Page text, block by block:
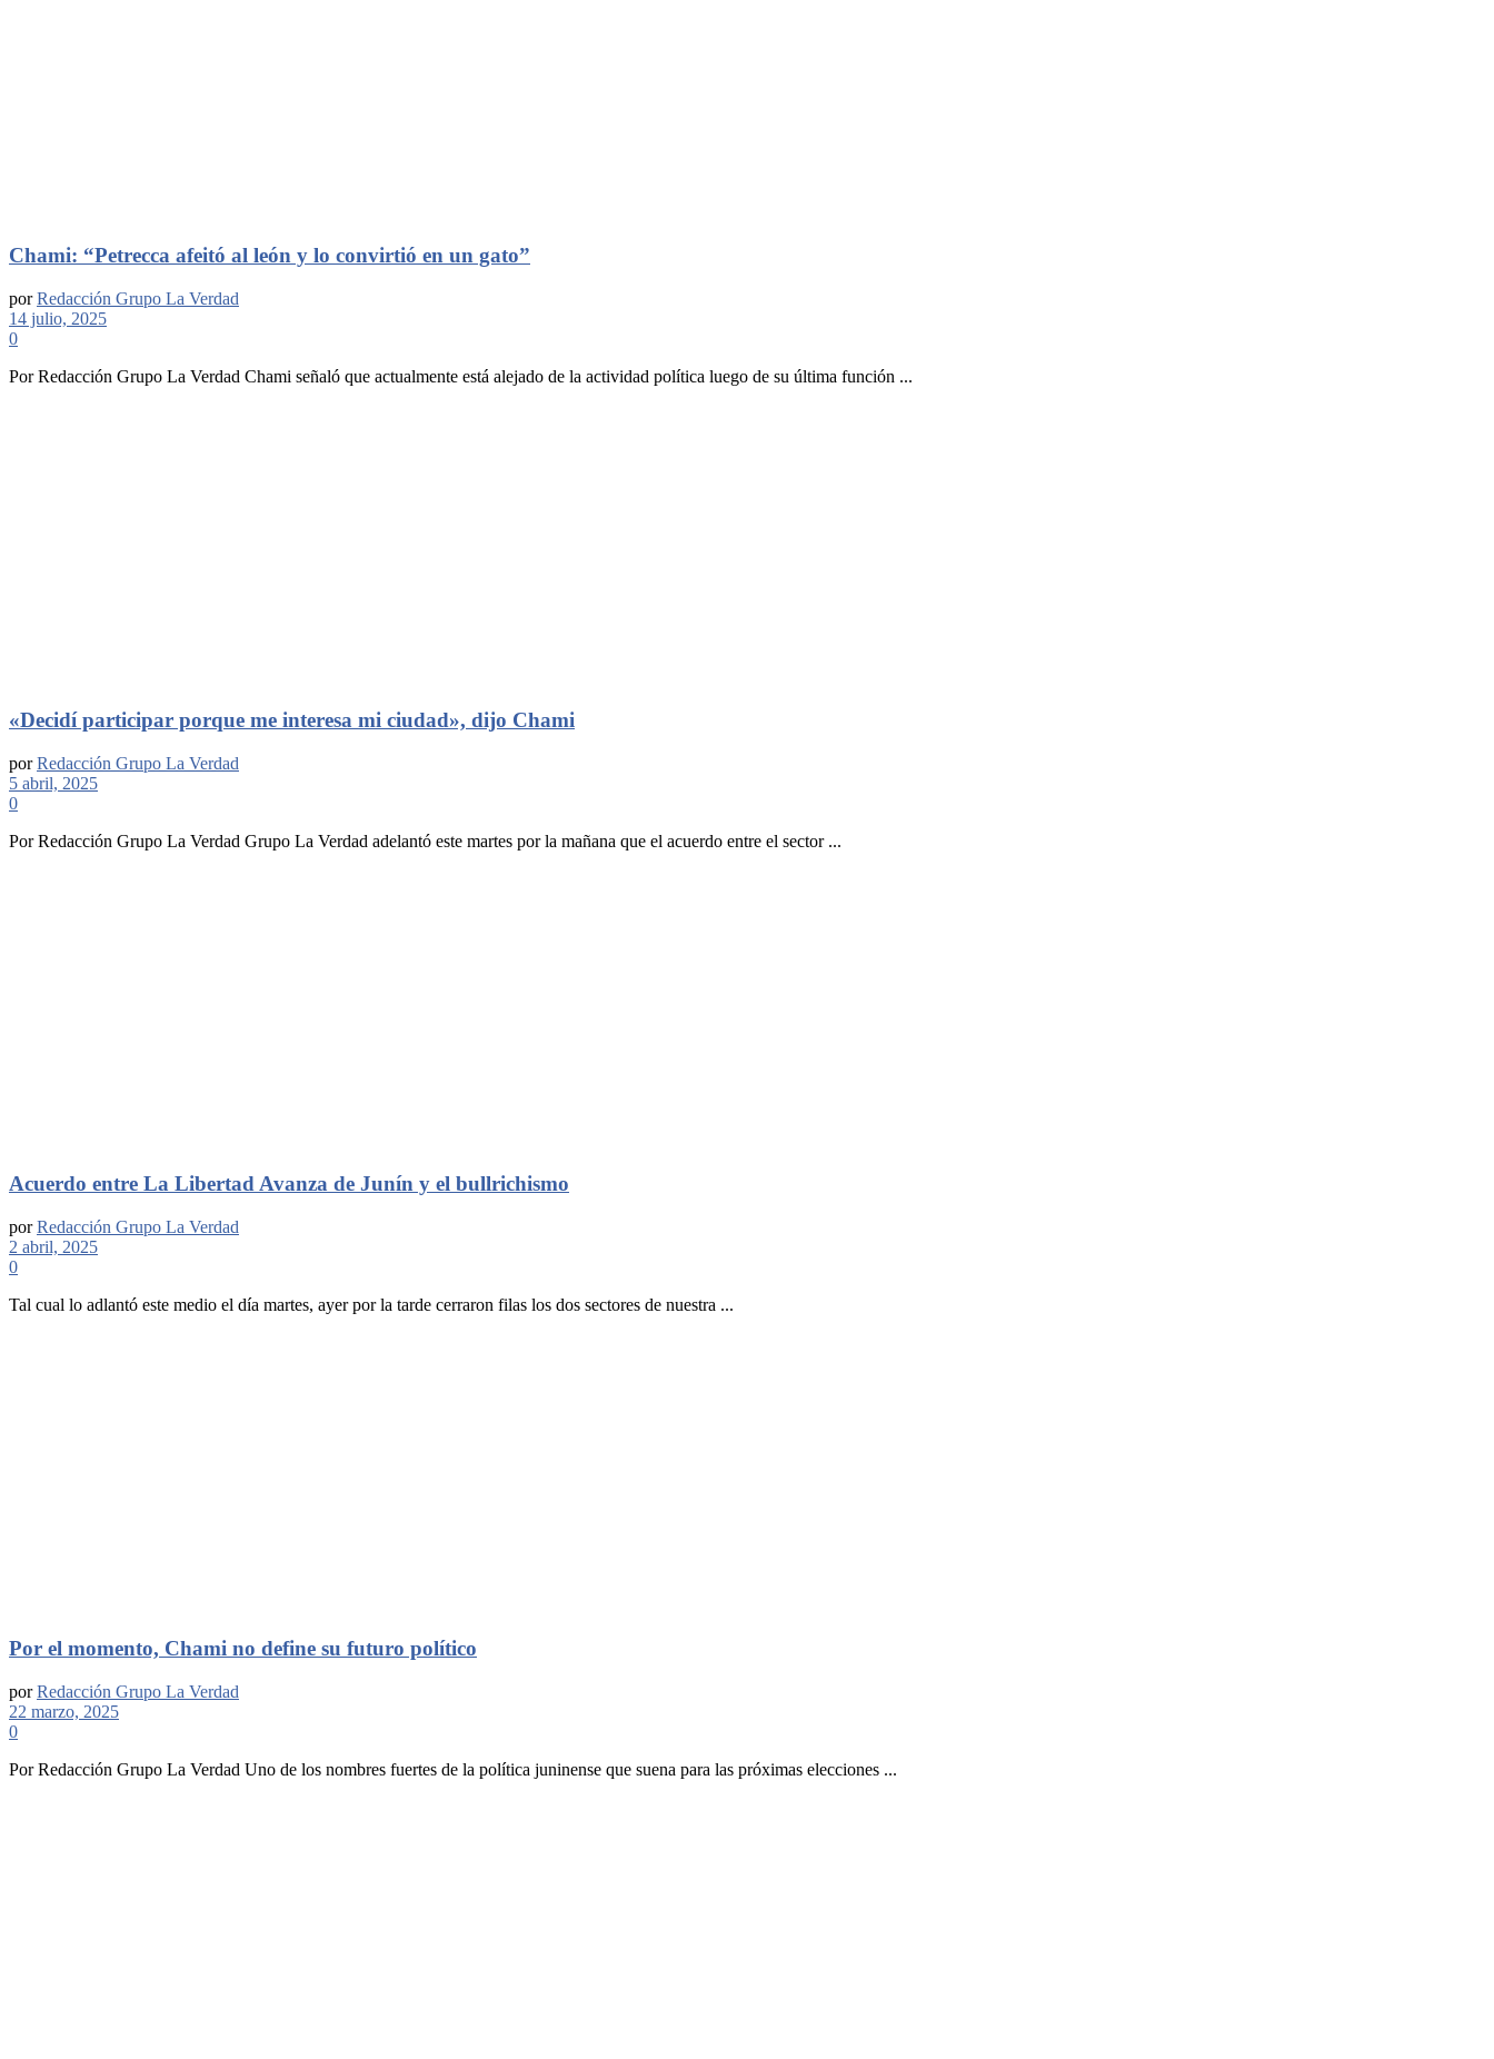
Chami: “Petrecca afeitó al león y lo convirtió en un gato”
por Redacción Grupo La Verdad
14 julio, 2025
0
Por Redacción Grupo La Verdad Chami señaló que actualmente está alejado de la actividad política luego de su última función ...
«Decidí participar porque me interesa mi ciudad», dijo Chami
por Redacción Grupo La Verdad
5 abril, 2025
0
Por Redacción Grupo La Verdad Grupo La Verdad adelantó este martes por la mañana que el acuerdo entre el sector ...
Acuerdo entre La Libertad Avanza de Junín y el bullrichismo
por Redacción Grupo La Verdad
2 abril, 2025
0
Tal cual lo adlantó este medio el día martes, ayer por la tarde cerraron filas los dos sectores de nuestra ...
Por el momento, Chami no define su futuro político
por Redacción Grupo La Verdad
22 marzo, 2025
0
Por Redacción Grupo La Verdad Uno de los nombres fuertes de la política juninense que suena para las próximas elecciones ...